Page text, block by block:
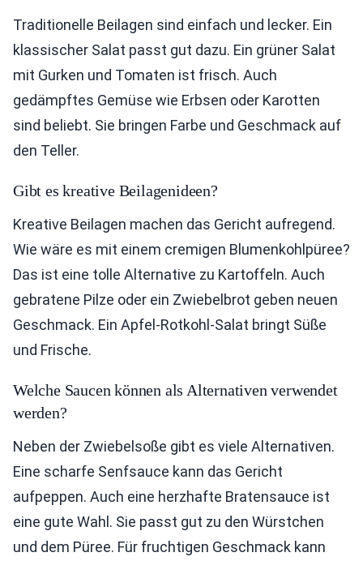
Traditionelle Beilagen sind einfach und lecker. Ein
klassischer Salat passt gut dazu. Ein grüner Salat
mit Gurken und Tomaten ist frisch. Auch
gedämpftes Gemüse wie Erbsen oder Karotten
sind beliebt. Sie bringen Farbe und Geschmack auf
den Teller.
Gibt es kreative Beilagenideen?
Kreative Beilagen machen das Gericht aufregend.
Wie wäre es mit einem cremigen Blumenkohlpüree?
Das ist eine tolle Alternative zu Kartoffeln. Auch
gebratene Pilze oder ein Zwiebelbrot geben neuen
Geschmack. Ein Apfel-Rotkohl-Salat bringt Süße
und Frische.
Welche Saucen können als Alternativen verwendet
werden?
Neben der Zwiebelsoße gibt es viele Alternativen.
Eine scharfe Senfsauce kann das Gericht
aufpeppen. Auch eine herzhafte Bratensauce ist
eine gute Wahl. Sie passt gut zu den Würstchen
und dem Püree. Für fruchtigen Geschmack kann